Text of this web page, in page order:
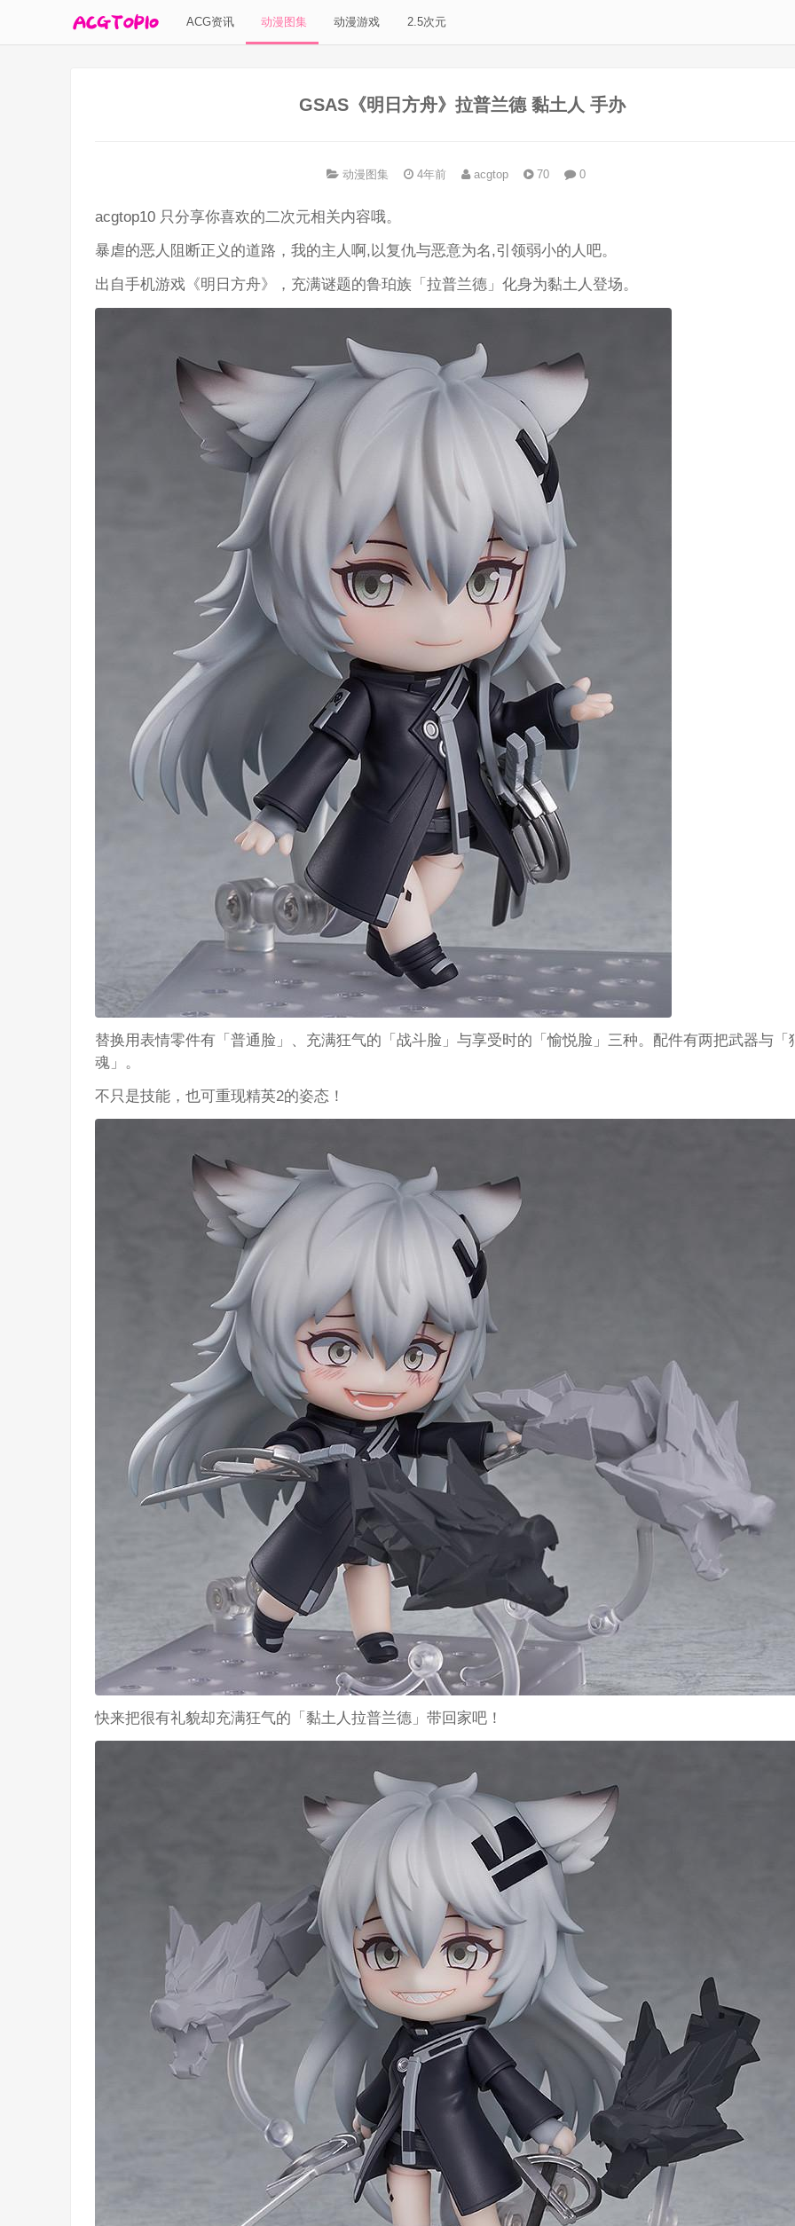
ACG资讯 动漫图集 动漫游戏 2.5次元
GSAS《明日方舟》拉普兰德 黏土人 手办
动漫图集 4年前 acgtop 70 0
acgtop10 只分享你喜欢的二次元相关内容哦。
暴虐的恶人阻断正义的道路，我的主人啊,以复仇与恶意为名,引领弱小的人吧。
出自手机游戏《明日方舟》，充满谜题的鲁珀族「拉普兰德」化身为黏土人登场。
替换用表情零件有「普通脸」、充满狂气的「战斗脸」与享受时的「愉悦脸」三种。配件有两把武器与「
魂」。
不只是技能，也可重现精英2的姿态！
快来把很有礼貌却充满狂气的「黏土人拉普兰德」带回家吧！